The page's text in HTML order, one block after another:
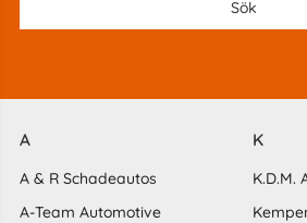
A
A & R Schadeautos
A-Team Automotive
K
K.D.M.